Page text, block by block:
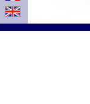
ទិវាបុណ្យឯករ